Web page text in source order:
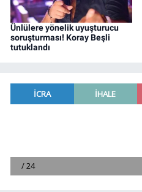
Ünlülere yönelik uyuşturucu
soruşturması! Koray Beşli
tutuklandı